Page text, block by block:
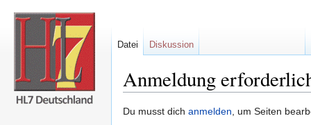
Anmeldung
Du musst dich anmelden, um Seiten
Datei Diskussion